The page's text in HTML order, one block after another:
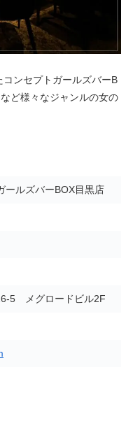
ンセプトガールズバーB
ど様々なジャンルの女の
ールズバーBOX目黒店
5 メグロードビル2F